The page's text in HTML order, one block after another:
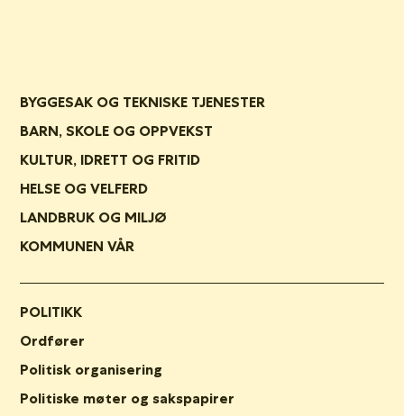
BYGGESAK OG TEKNISKE TJENESTER
BARN, SKOLE OG OPPVEKST
KULTUR, IDRETT OG FRITID
HELSE OG VELFERD
LANDBRUK OG MILJØ
KOMMUNEN VÅR
POLITIKK
Ordfører
Politisk organisering
Politiske møter og sakspapirer